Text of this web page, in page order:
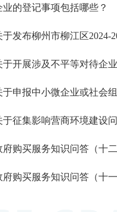
业的登记事项包括哪些？
于开展涉及不平等对待企
于征集影响营商环境建设
府购买服务知识问答（十二
府购买服务知识问答（十一